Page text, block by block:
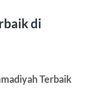
di
Terbaik